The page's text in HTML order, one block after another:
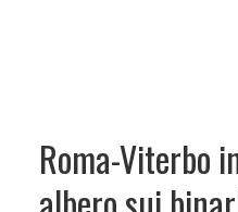
Roma-Viterbo